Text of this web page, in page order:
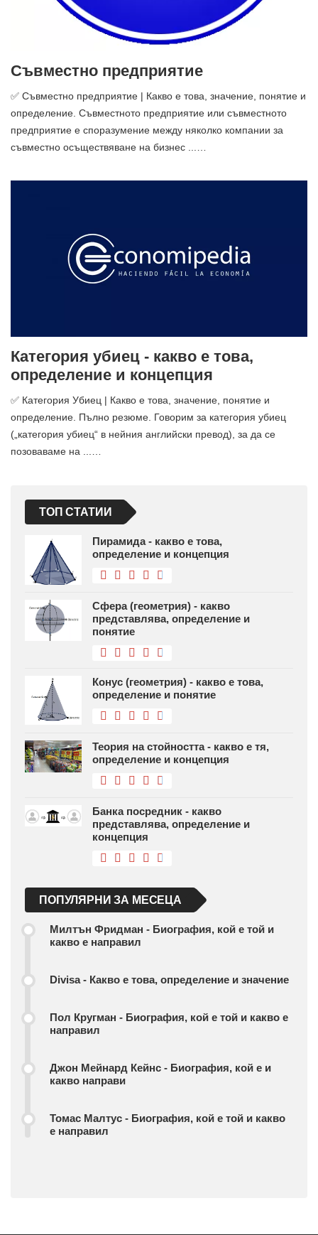
Съвместно предприятие
✅ Съвместно предприятие | Какво е това, значение, понятие и
определение. Съвместното предприятие или съвместното
предприятие е споразумение между няколко компании за
съвместно осъществяване на бизнес ...…
Категория убиец - какво е това,
определение и концепция
✅ Категория Убиец | Какво е това, значение, понятие и
определение. Пълно резюме. Говорим за категория убиец
(„категория убиец“ в нейния английски превод), за да се
позоваваме на ...…
ТОП СТАТИИ
Пирамида - какво е това,
определение и концепция
Сфера (геометрия) - какво
представлява, определение и
понятие
Конус (геометрия) - какво е това,
определение и понятие
Теория на стойността - какво е тя,
определение и концепция
Банка посредник - какво
представлява, определение и
концепция
ПОПУЛЯРНИ ЗА МЕСЕЦА
Милтън Фридман - Биография, кой е той и
какво е направил
Divisa - Какво е това, определение и значение
Пол Кругман - Биография, кой е той и какво е
направил
Джон Мейнард Кейнс - Биография, кой е и
какво направи
Томас Малтус - Биография, кой е той и какво
е направил